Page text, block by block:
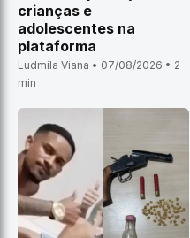
crianças e
adolescentes na
plataforma
Ludmila Viana • 07/08/2026 • 2
min